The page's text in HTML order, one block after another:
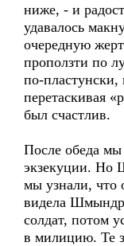
ниже, - и
удавалось
очередную
проползти по
по-
перетаскивая
был счастлив.
После обеда
экзекуции. Но
мы узнали, что
видела
солдат, потом
в милицию. Те